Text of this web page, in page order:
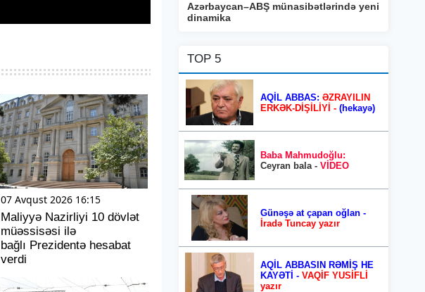
07 Avqust 2026 16:15
Maliyyə Nazirliyi 10 dövlət
müəssisəsi ilə
bağlı Prezidentə hesabat
verdi
Azərbaycan–ABŞ münasibətlərində yeni
dinamika
TOP 5
AQİL ABBAS: ƏZRAYILIN
ERKƏK-DİŞİLİYİ - (hekayə)
Baba Mahmudoğlu:
Ceyran bala - VİDEO
Günəşə at çapan oğlan -
İradə Tuncay yazır
AQİL ABBASIN RƏMİŞ HE
KAYƏTİ - VAQİF YUSİFLİ
yazır